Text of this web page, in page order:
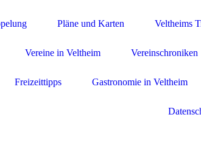
Pläne und Karten Veltheims
Vereine in Veltheim Vereinschroniken
Freizeittipps Gastronomie in Veltheim